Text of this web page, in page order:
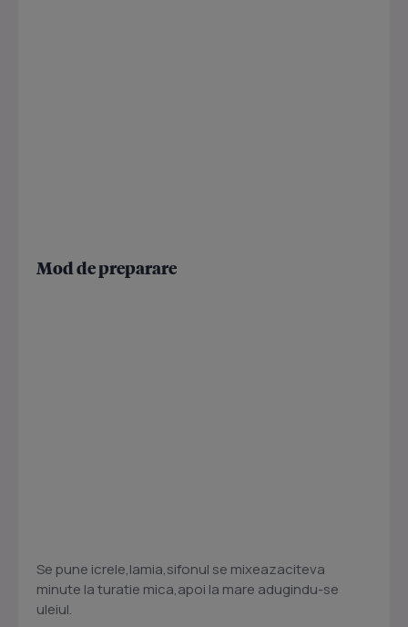
Mod de preparare
Se pune icrele,lamia,sifonul se mixeazaciteva
minute la turatie mica,apoi la mare adugindu-se
uleiul.